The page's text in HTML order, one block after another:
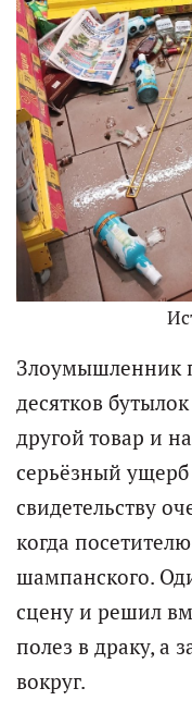
Злоумышленник
десятков
другой товар и
серьёзный
свидетельству
когда
шампанского.
сцену и решил
полез в драку, а
вокруг.